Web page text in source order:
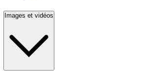
Images et vidéos